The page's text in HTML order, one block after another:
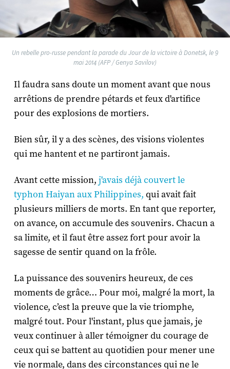
Un rebelle pro-russe pendant la parade du Jour de la victoire à Donetsk, le 9
mai 2014 (AFP / Genya Savilov)
Il faudra sans doute un moment avant que nous
arrêtions de prendre pétards et feux d'artifice
pour des explosions de mortiers.
Bien sûr, il y a des scènes, des visions violentes
qui me hantent et ne partiront jamais.
Avant cette mission, j'avais déjà couvert le
typhon Haiyan aux Philippines, qui avait fait
plusieurs milliers de morts. En tant que reporter,
on avance, on accumule des souvenirs. Chacun a
sa limite, et il faut être assez fort pour avoir la
sagesse de sentir quand on la frôle.
La puissance des souvenirs heureux, de ces
moments de grâce… Pour moi, malgré la mort, la
violence, c’est la preuve que la vie triomphe,
malgré tout. Pour l'instant, plus que jamais, je
veux continuer à aller témoigner du courage de
ceux qui se battent au quotidien pour mener une
vie normale, dans des circonstances qui ne le